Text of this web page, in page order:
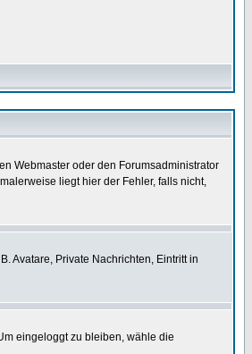
Webmaster oder den Forumsadministrator
liegt hier der Fehler, falls nicht,
Avatare, Private Nachrichten, Eintritt in
eingeloggt zu bleiben, wähle die